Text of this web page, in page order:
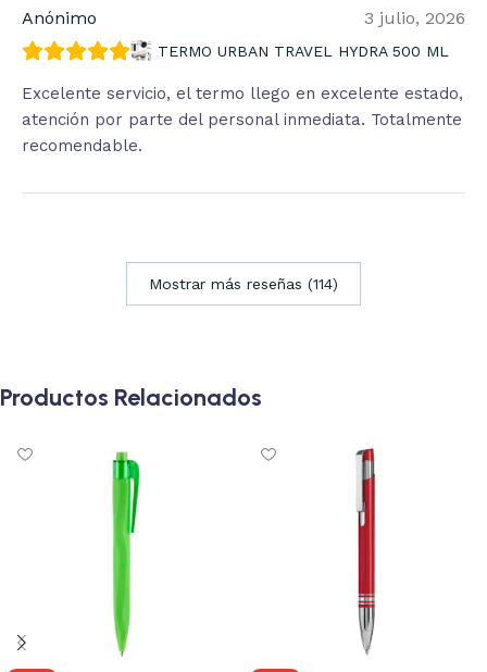
Anónimo 3 julio, 2026
TERMO URBAN TRAVEL HYDRA 500 ML
Excelente servicio, el termo llego en excelente estado,
atención por parte del personal inmediata. Totalmente
recomendable.
Mostrar más reseñas (114)
Productos Relacionados